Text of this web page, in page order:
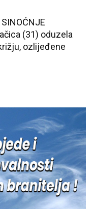
(31) oduzela
ozlijeđene